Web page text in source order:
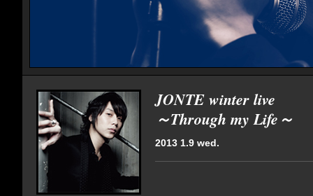
JONTE winter live
～Through my Life～
2013 1.9 wed.